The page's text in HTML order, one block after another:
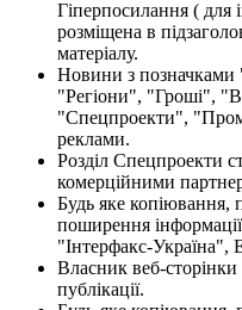
Гіперпосилання ( для
розміщена в
матеріалу.
Новини з
"Регіони", "Гроші",
"Спецпроекти",
реклами.
Розділ Спецпроекти
комерційними
Будь яке копіювання,
поширення
"Інтерфакс-Україна",
Власник веб-сторінки
публікації.